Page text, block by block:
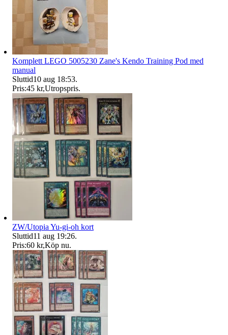
Komplett LEGO 5005230 Zane's Kendo Training Pod med
manual
Sluttid10 aug 18:53.
Pris:45 kr,Utropspris.
ZW/Utopia Yu-gi-oh kort
Sluttid11 aug 19:26.
Pris:60 kr,Köp nu.